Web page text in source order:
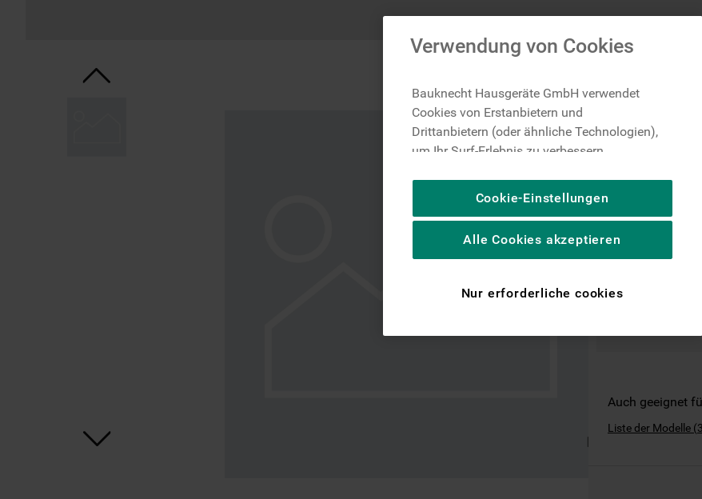
Auf Lager:
Ist dies das
Where can I find
Auch geeignet
Liste der Modelle (3
Verwendung von Cookies
Bauknecht Hausgeräte GmbH verwendet
Cookies von Erstanbietern und
Drittanbietern (oder ähnliche Technologien),
um Ihr Surf-Erlebnis zu verbessern
um die redaktionellen Inhalte der Website
basierend auf Ihrer Nutzung der Website zu
personalisieren, die Funktionalität der
spezifische Funktionen anzubieten
(einschließlich über Drittanbieter und auf
Plattformen, beispielsweise Google LLC –
Cookie-Einstellungen
Nur erforderliche cookies
Alle Cookies akzeptieren
gefrierschrank